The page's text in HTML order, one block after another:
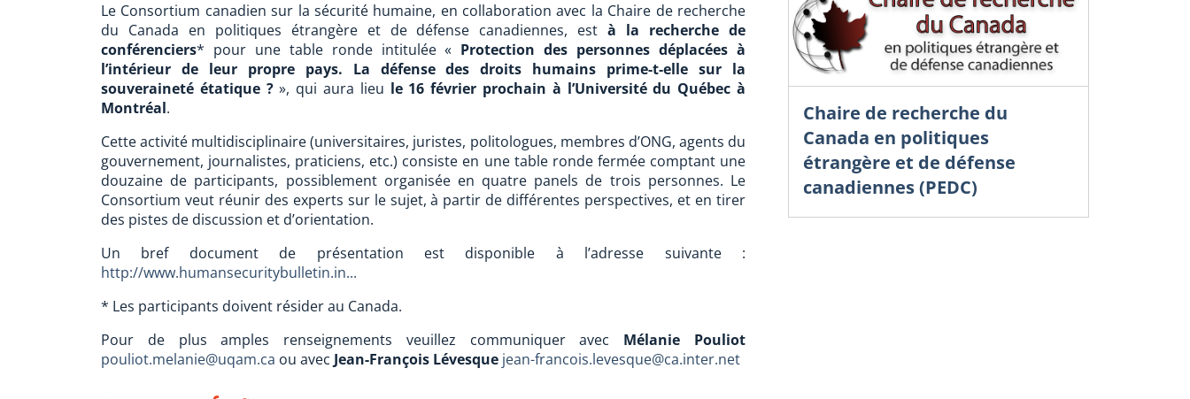
Le Consortium canadien sur la sécurité humaine, en collaboration avec la Chaire de recherche
du Canada en politiques étrangère et de défense canadiennes, està la recherche de
conférenciers* pour une table ronde intitulée « Protection des personnes déplacées à
l’intérieur de leur propre pays. La défense des droits humains prime-t-elle sur la
souveraineté étatique ?», qui aura lieu le 16 février prochain à l’Université du Québec à
Montréal.
Cette activité multidisciplinaire (universitaires, juristes, politologues, membres d’ONG, agents du
gouvernement, journalistes, praticiens, etc.) consiste en une table ronde fermée comptant une
douzaine de participants, possiblement organisée en quatre panels de trois personnes. Le
Consortium veut réunir des experts sur le sujet, à partir de différentes perspectives, et en tirer
des pistes de discussion et d’orientation.
Un bref document de présentation est disponible à l’adresse suivante :
http://www.humansecuritybulletin.in...
* Les participants doivent résider au Canada.
Pour de plus amples renseignements veuillez communiquer avec Mélanie Pouliot
pouliot.melanie@uqam.ca ou avec Jean-François Lévesque jean-francois.levesque@ca.inter.net
Chaire de recherche du
Canada en politiques
étrangère et de défense
canadiennes (PEDC)